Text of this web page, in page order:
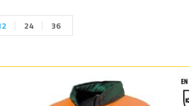
24 36